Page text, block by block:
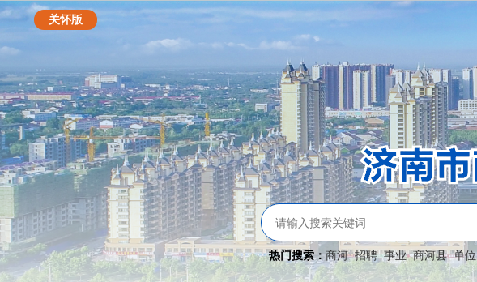
关怀版
热门搜索：商河 招聘 事业 商河县 单位